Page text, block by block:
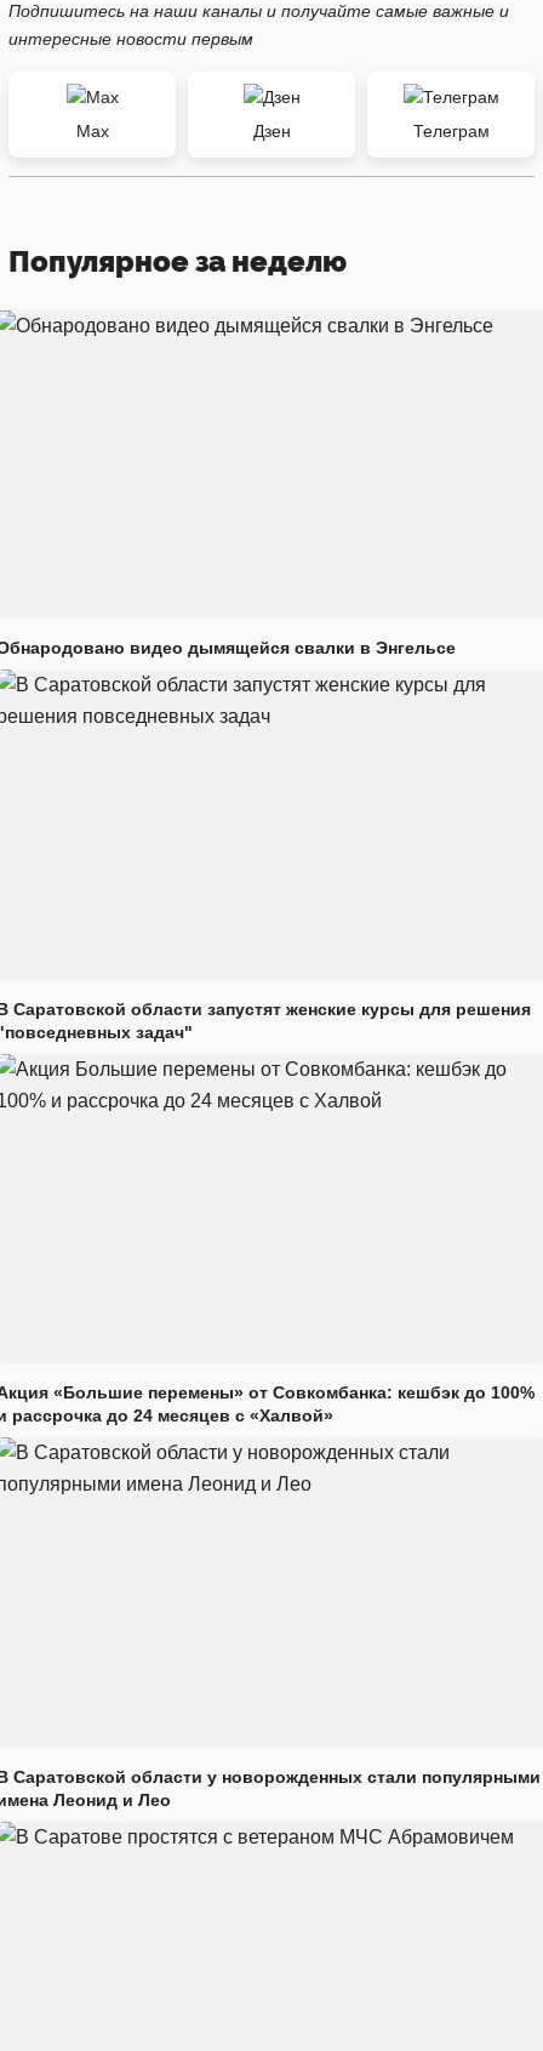
Подпишитесь на наши каналы и получайте самые важные и
интересные новости первым
Max Дзен Телеграм
Популярное за неделю
видео дымящейся свалки в Энгельсе
Саратовской области запустят женские курсы для решения
задач"
«Большие перемены» от Совкомбанка: кешбэк до 100%
рассрочка до 24 месяцев с «Халвой»
Саратовской области у новорожденных стали популярными
Леонид и Лео